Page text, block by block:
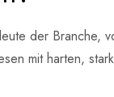
der Branche,
mit harten,